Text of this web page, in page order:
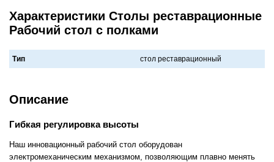
Характеристики Столы реставрационные
Рабочий стол с полками
Тип стол реставрационный
Описание
Гибкая регулировка высоты
Наш инновационный рабочий стол оборудован
электромеханическим механизмом, позволяющим плавно менять